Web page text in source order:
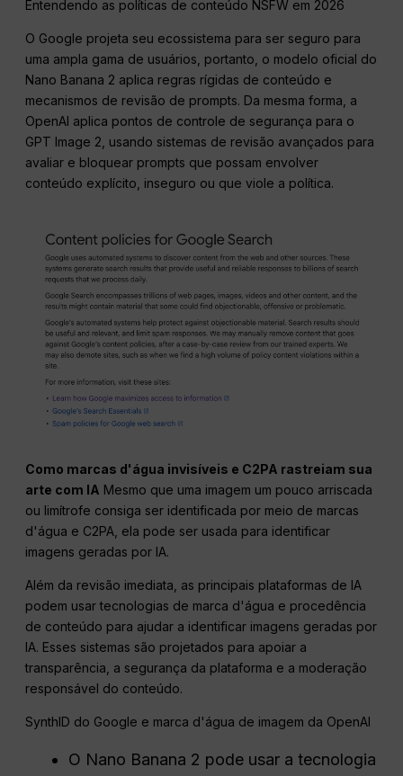
Entendendo as políticas de conteúdo NSFW em 2026
O Google projeta seu ecossistema para ser seguro para
uma ampla gama de usuários, portanto, o modelo oficial do
Nano Banana 2 aplica regras rígidas de conteúdo e
mecanismos de revisão de prompts. Da mesma forma, a
OpenAI aplica pontos de controle de segurança para o
GPT Image 2, usando sistemas de revisão avançados para
avaliar e bloquear prompts que possam envolver
conteúdo explícito, inseguro ou que viole a política.
Como marcas d'água invisíveis e C2PA rastreiam sua
arte com IA Mesmo que uma imagem um pouco arriscada
ou limítrofe consiga ser identificada por meio de marcas
d'água e C2PA, ela pode ser usada para identificar
imagens geradas por IA.
Além da revisão imediata, as principais plataformas de IA
podem usar tecnologias de marca d'água e procedência
de conteúdo para ajudar a identificar imagens geradas por
IA. Esses sistemas são projetados para apoiar a
transparência, a segurança da plataforma e a moderação
responsável do conteúdo.
SynthID do Google e marca d'água de imagem da OpenAI
O Nano Banana 2 pode usar a tecnologia